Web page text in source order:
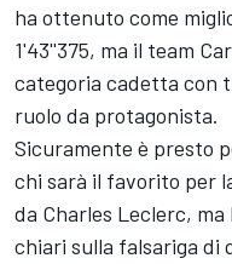
ha ottenuto come
1'43''375, ma il team
categoria cadetta con
ruolo da protagonista.
Sicuramente è presto
chi sarà il favorito per
da Charles Leclerc,
chiari sulla falsariga di